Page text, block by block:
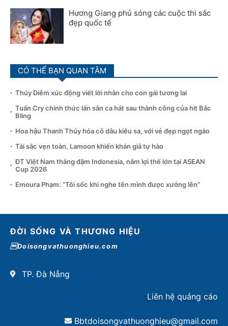
Hương Giang phủ sóng các cuộc thi sắc
đẹp quốc tế
CÓ THỂ BẠN QUAN TÂM
Thúy Diễm xúc động viết lời nhắn cho con gái tương lai
Tuấn Cry chính thức lấn sân ca hát sau thành công của hit Bắc
Bling
Hoa hậu Thanh Thủy hóa cô dâu kiêu sa, với vẻ đẹp ngọt ngào
Tài sắc vẹn toàn, Lamoon khiến khán giả tự hào
ĐT Việt Nam thắng đậm Indonesia, nắm lợi thế lớn tại ASEAN
Cup 2026
Emoura Phạm: “Tôi sốc khi nghe tên mình được xướng lên”
ĐỜI SỐNG VÀ THƯƠNG HIỆU
Doisongvathuonghieu.com
TP. Đà Nẵng
Liên hệ quảng cáo
Bbtdoisongvathuonghieu@gmail.com